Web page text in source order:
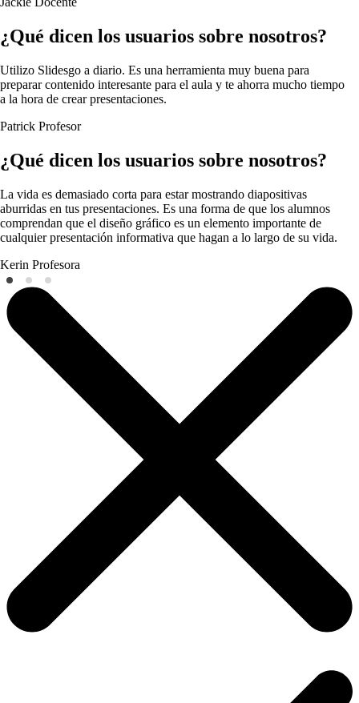
¿Qué dicen los usuarios sobre nosotros?
Utilizo Slidesgo a diario. Es una herramienta muy buena para
preparar contenido interesante para el aula y te ahorra mucho tiempo
a la hora de crear presentaciones.
Patrick Profesor
¿Qué dicen los usuarios sobre nosotros?
La vida es demasiado corta para estar mostrando diapositivas
aburridas en tus presentaciones. Es una forma de que los alumnos
comprendan que el diseño gráfico es un elemento importante de
cualquier presentación informativa que hagan a lo largo de su vida.
Kerin Profesora